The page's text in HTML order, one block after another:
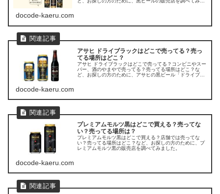
docode-kaeru.com
アサヒ ドライブラックはどこで売ってる？売っ
てる場所はどこ？
アサヒ ドライブラックはどこで売ってる？コンビニやスー
パー、酒のやまやで売ってる？売ってる場所はどこ？な
ど、お探しの方のために、アサヒの黒ビール「ドライブラ
docode-kaeru.com
プレミアムモルツ黒はどこで買える？売ってな
い？売ってる場所は？
プレミアムモルツ黒はどこで買える？店舗では売ってな
い？売ってる場所はどこ？など、お探しの方のために、プ
レミアムモルツ黒の販売店を調べてみました。
docode-kaeru.com